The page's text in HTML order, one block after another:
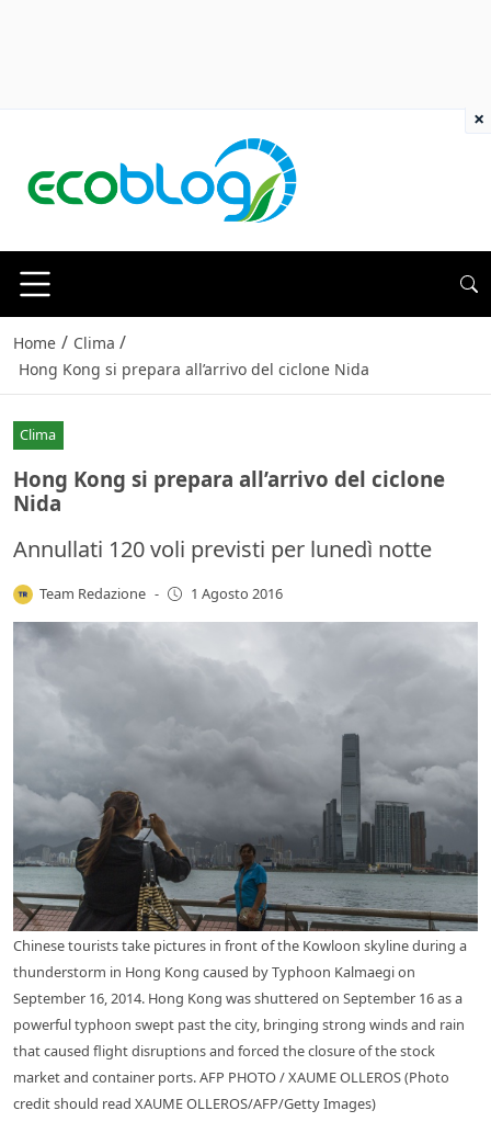
Home / Clima /
Hong Kong si prepara all’arrivo del ciclone Nida
Clima
Hong Kong si prepara all’arrivo del ciclone
Nida
Annullati 120 voli previsti per lunedì notte
Team Redazione - 1 Agosto 2016
Chinese tourists take pictures in front of the Kowloon skyline during a
thunderstorm in Hong Kong caused by Typhoon Kalmaegi on
September 16, 2014. Hong Kong was shuttered on September 16 as a
powerful typhoon swept past the city, bringing strong winds and rain
that caused flight disruptions and forced the closure of the stock
market and container ports. AFP PHOTO / XAUME OLLEROS (Photo
credit should read XAUME OLLEROS/AFP/Getty Images)
×